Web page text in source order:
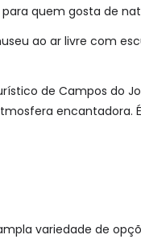
quem gosta de
ao ar livre com
de Campos do
encantadora.
variedade de